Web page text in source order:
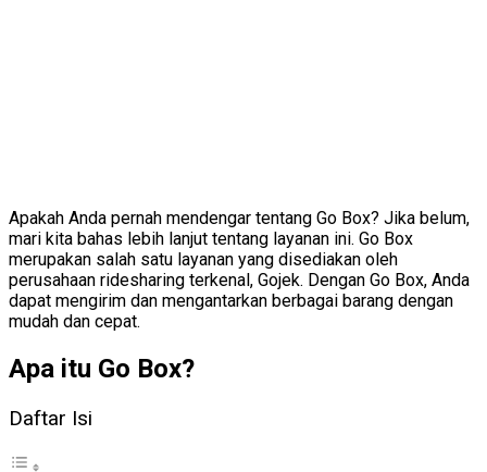
Apakah Anda pernah mendengar tentang Go Box? Jika belum,
mari kita bahas lebih lanjut tentang layanan ini. Go Box
merupakan salah satu layanan yang disediakan oleh
perusahaan ridesharing terkenal, Gojek. Dengan Go Box, Anda
dapat mengirim dan mengantarkan berbagai barang dengan
mudah dan cepat.
Apa itu Go Box?
Daftar Isi